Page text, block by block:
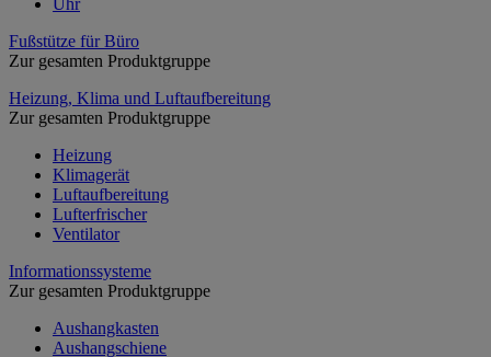
Fußstütze für Büro
Zur gesamten Produktgruppe
Heizung, Klima und Luftaufbereitung
Zur gesamten Produktgruppe
Heizung
Klimagerät
Luftaufbereitung
Lufterfrischer
Ventilator
Informationssysteme
Zur gesamten Produktgruppe
Aushangkasten
Aushangschiene